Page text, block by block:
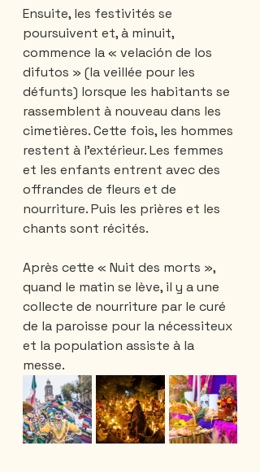
Ensuite, les festivités se
poursuivent et, à minuit,
commence la « velación de los
difutos » (la veillée pour les
défunts) lorsque les habitants se
rassemblent à nouveau dans les
cimetières. Cette fois, les hommes
restent à l'extérieur. Les femmes
et les enfants entrent avec des
offrandes de fleurs et de
nourriture. Puis les prières et les
chants sont récités.
Après cette « Nuit des morts »,
quand le matin se lève, il y a une
collecte de nourriture par le curé
de la paroisse pour la nécessiteux
et la population assiste à la
messe.